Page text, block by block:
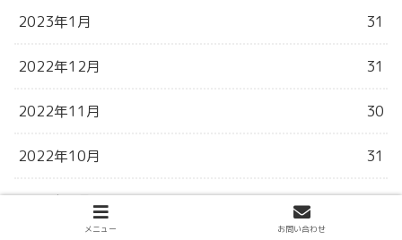
2023年1月 31
2022年12月 31
2022年11月 30
2022年10月 31
2022年9月 30
メニュー お問い合わせ